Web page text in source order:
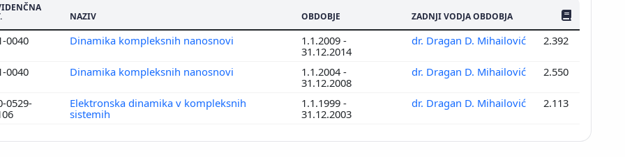
NAZIV OBDOBJE ZADNJI VODJA OBDOBJA ŠTEV.
0040 Dinamika kompleksnih nanosnovi
1.1.2009 -
31.12.2014
dr. Dragan D. Mihailović 2.392
0040 Dinamika kompleksnih nanosnovi
1.1.2004 -
31.12.2008
dr. Dragan D. Mihailović 2.550
0529-
Elektronska dinamika v kompleksnih
sistemih
1.1.1999 -
31.12.2003
dr. Dragan D. Mihailović 2.113